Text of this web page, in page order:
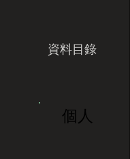
資料目錄
個人